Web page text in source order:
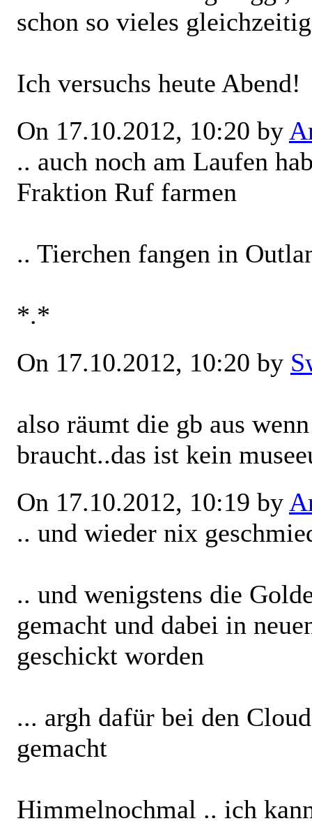
schon so vieles
Ich versuchs heute Abend!
On 17.10.2012, 10:20 by
.. auch noch am Laufen
Fraktion Ruf farmen
.. Tierchen fangen in
*.*
On 17.10.2012, 10:20 by
also räumt die gb aus
braucht..das ist kein
On 17.10.2012, 10:19 by
.. und wieder nix
.. und wenigstens die
gemacht und dabei in
geschickt worden
... argh dafür bei den
gemacht
Himmelnochmal .. ich